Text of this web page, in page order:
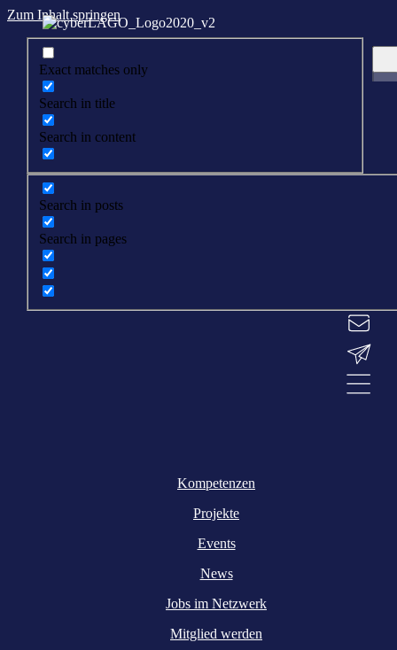
Zum Inhalt springen
Exact matches only
Search in title
Search in content
Search in posts
Search in pages
Kompetenzen
Projekte
Events
News
Jobs im Netzwerk
Mitglied werden